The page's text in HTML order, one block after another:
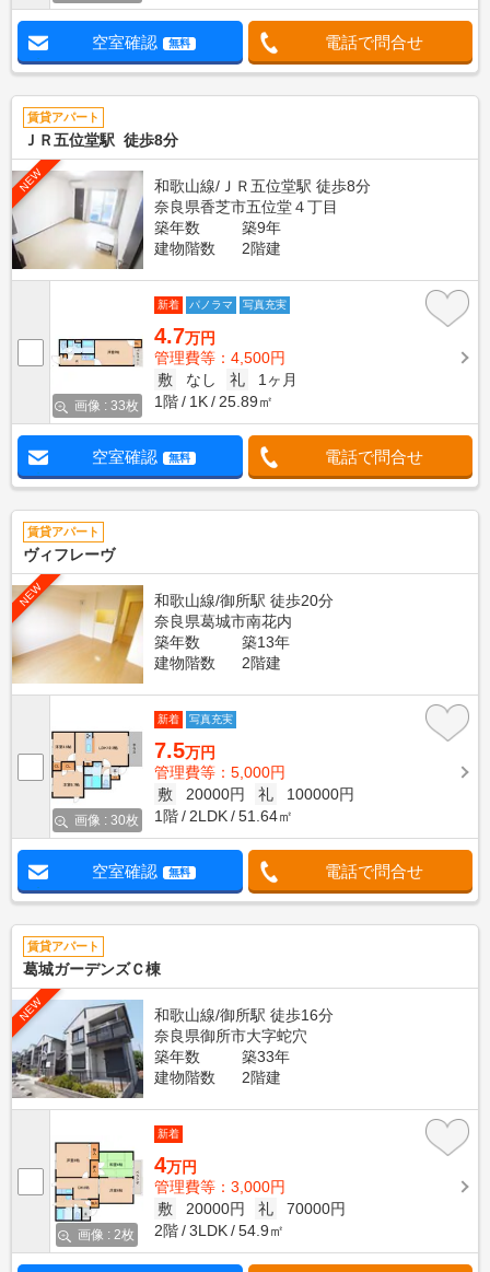
空室確認 無料 電話で問合せ
賃貸アパート
ＪＲ五位堂駅 徒歩8分
NEW
和歌山線/ＪＲ五位堂駅 徒歩8分
奈良県香芝市五位堂４丁目
築年数
築9年
建物階数
2階建
画像 : 33枚
新着 パノラマ 写真充実
4.7万円
管理費等：4,500円
敷
なし 礼
1ヶ月
1階
1K 25.89㎡
空室確認 無料 電話で問合せ
賃貸アパート
ヴィフレーヴ
NEW
和歌山線/御所駅 徒歩20分
奈良県葛城市南花内
築年数
築13年
建物階数
2階建
画像 : 30枚
新着 写真充実
7.5万円
管理費等：5,000円
敷
20000円 礼
100000円
1階
2LDK 51.64㎡
空室確認 無料 電話で問合せ
賃貸アパート
葛城ガーデンズＣ棟
NEW
和歌山線/御所駅 徒歩16分
奈良県御所市大字蛇穴
築年数
築33年
建物階数
2階建
画像 : 2枚
新着
4万円
管理費等：3,000円
敷
20000円 礼
70000円
2階
3LDK 54.9㎡